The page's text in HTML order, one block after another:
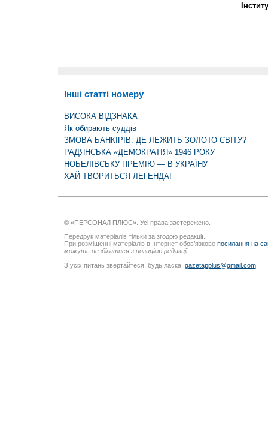
Інші статті номеру
ВИСОКА ВІДЗНАКА
Як обирають суддів
ЗМОВА БАНКІРІВ: ДЕ ЛЕЖИТЬ ЗОЛОТО СВІТУ?
РАДЯНСЬКА «ДЕМОКРАТІЯ» 1946 РОКУ
НОБЕЛІВСЬКУ ПРЕМІЮ — В УКРАЇНУ
ХАЙ ТВОРИТЬСЯ ЛЕГЕНДА!
© «ПЕРСОНАЛ ПЛЮС». Усі права застережено.
Передрук матеріалів тільки за згодою редакції.
При розміщенні матеріалів в Інтернет обов’язкове посилання на
можуть незбігатися з позицією редакції
З усіх питань звертайтеся, будь ласка, gazetapplus@gmail.com